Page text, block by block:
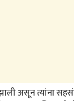
असून त्यांना